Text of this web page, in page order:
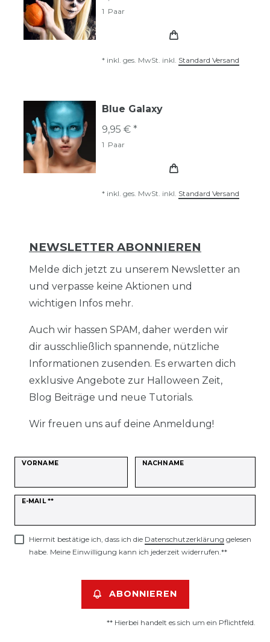
1 Paar
* inkl. ges. MwSt. inkl. Standard Versand
Blue Galaxy
9,95 € *
1 Paar
* inkl. ges. MwSt. inkl. Standard Versand
NEWSLETTER ABONNIEREN
Melde dich jetzt zu unserem Newsletter an
und verpasse keine Aktionen und
wichtigen Infos mehr.
Auch wir hassen SPAM, daher werden wir
dir ausschließlich spannende, nützliche
Informationen zusenden. Es erwarten dich
exklusive Angebote zur Halloween Zeit,
Blog Beiträge und neue Tutorials.
Wir freuen uns auf deine Anmeldung!
VORNAME NACHNAME
E-MAIL **
Newsletter
Hiermit bestätige ich, dass ich die Daten­schutz­erklärung gelesen
habe. Meine Einwilligung kann ich jederzeit widerrufen.**
ABONNIEREN
** Hierbei handelt es sich um ein Pflichtfeld.